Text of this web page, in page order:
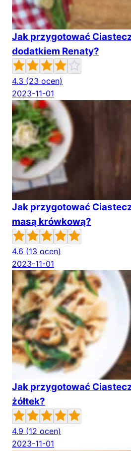
Jak przygotować
dodatkiem Renaty?
4.3 (23 ocen)
2023-11-01
Jak przygotować
masą krówkową?
4.6 (13 ocen)
2023-11-01
Jak przygotować
żółtek?
4.9 (12 ocen)
2023-11-01